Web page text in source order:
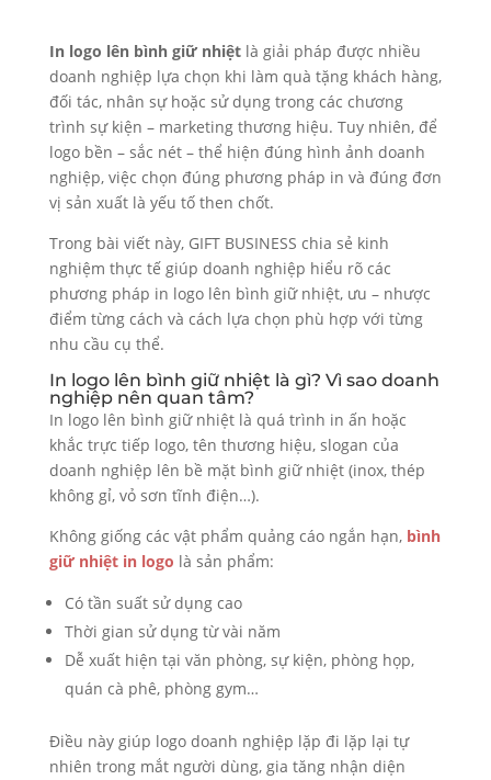
In logo lên bình giữ nhiệtlà giải pháp được nhiều
doanh nghiệp lựa chọn khi làm quà tặng khách hàng,
đối tác, nhân sự hoặc sử dụng trong các chương
trình sự kiện – marketing thương hiệu. Tuy nhiên, để
logo bền – sắc nét – thể hiện đúng hình ảnh doanh
nghiệp, việc chọn đúng phương pháp in và đúng đơn
vị sản xuất là yếu tố then chốt.
Trong bài viết này, GIFT BUSINESS chia sẻ kinh
nghiệm thực tế giúp doanh nghiệp hiểu rõ các
phương pháp in logo lên bình giữ nhiệt, ưu – nhược
điểm từng cách và cách lựa chọn phù hợp với từng
nhu cầu cụ thể.
In logo lên bình giữ nhiệt là gì? Vì sao doanh
nghiệp nên quan tâm?
In logo lên bình giữ nhiệt là quá trình in ấn hoặc
khắc trực tiếp logo, tên thương hiệu, slogan của
doanh nghiệp lên bề mặt bình giữ nhiệt (inox, thép
không gỉ, vỏ sơn tĩnh điện…).
Không giống các vật phẩm quảng cáo ngắn hạn, bình
giữ nhiệt in logo là sản phẩm:
Có tần suất sử dụng cao
Thời gian sử dụng từ vài năm
Dễ xuất hiện tại văn phòng, sự kiện, phòng họp,
quán cà phê, phòng gym…
Điều này giúp logo doanh nghiệp lặp đi lặp lại tự
nhiên trong mắt người dùng, gia tăng nhận diện